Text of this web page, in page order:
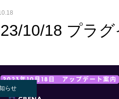
10/18 プラ
らせ